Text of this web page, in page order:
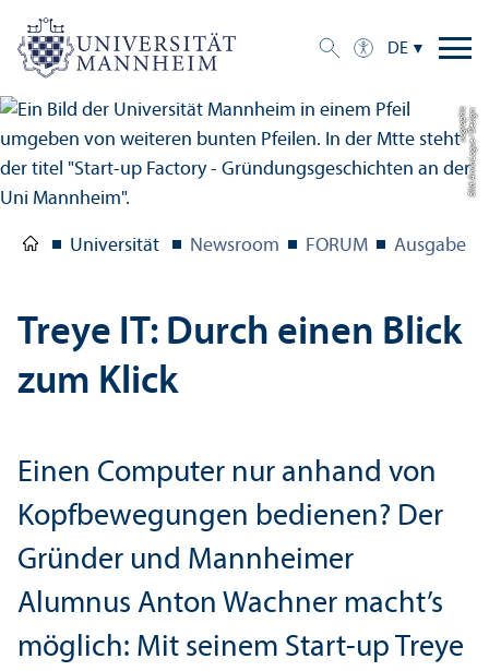
DE
Bil
d:
A
n
n
a
L
o
g
u
e
/
D
e
si
g
n:
u
c
g
r
a
p
hi
c
Universität Newsroom FORUM Ausgabe 1/
Treye IT: Durch einen Blick
zum Klick
Einen Computer nur anhand von
Kopfbewegungen bedienen? Der
Gründer und Mannheimer
Alumnus Anton Wachner macht’s
möglich: Mit seinem Start-up Treye